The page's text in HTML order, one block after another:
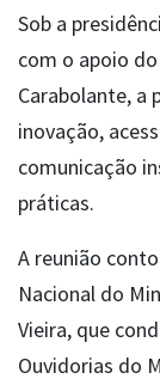
Sob a
com o apoio
Carabolante, a
inovação,
comunicação
práticas.
A reunião
Nacional do
Vieira, que
Ouvidorias do